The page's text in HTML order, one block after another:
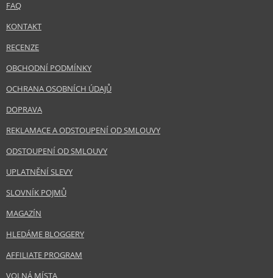
FAQ
KONTAKT
RECENZE
OBCHODNÍ PODMÍNKY
OCHRANA OSOBNÍCH ÚDAJŮ
DOPRAVA
REKLAMACE A ODSTOUPENÍ OD SMLOUVY
ODSTOUPENÍ OD SMLOUVY
UPLATNĚNÍ SLEVY
SLOVNÍK POJMŮ
MAGAZÍN
HLEDÁME BLOGGERY
AFFILIATE PROGRAM
VOLNÁ MÍSTA